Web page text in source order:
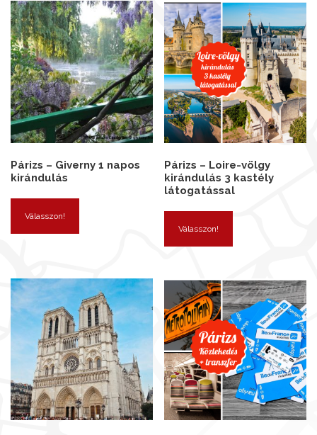
Párizs – Giverny 1 napos
kirándulás
Válasszon!
Párizs – Loire-völgy
kirándulás 3 kastély
látogatással
Válasszon!